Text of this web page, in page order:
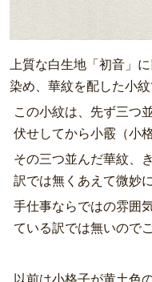
上質な白生地「初音」
染め、華紋を配した小紋
この小紋は、先ず三つ
伏せしてから小霰（小
その三つ並んだ華紋、
訳では無くあえて微妙
手仕事ならではの雰囲
ている訳では無いので
以前は小格子が黄土色